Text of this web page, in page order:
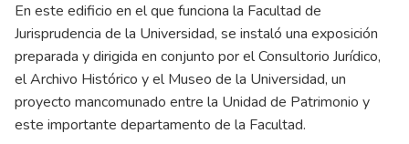
En este edificio en el que funciona la Facultad de
Jurisprudencia de la Universidad, se instaló una exposición
preparada y dirigida en conjunto por el Consultorio Jurídico,
el Archivo Histórico y el Museo de la Universidad, un
proyecto mancomunado entre la Unidad de Patrimonio y
este importante departamento de la Facultad.